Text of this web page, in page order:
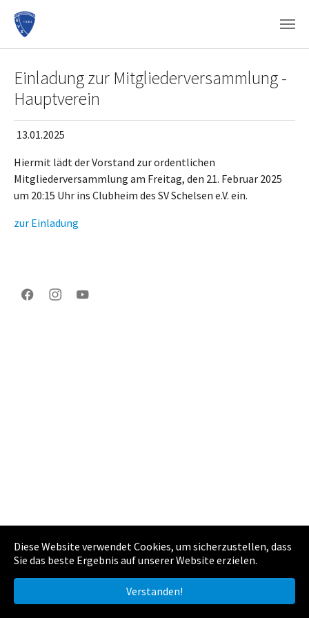
Diese Website verwendet Cookies, um sicherzustellen, dass
Sie das beste Ergebnis auf unserer Website erzielen.
Verstanden!
Einladung zur Mitgliederversammlung -
Hauptverein
13.01.2025
Hiermit lädt der Vorstand zur ordentlichen
Mitgliederversammlung am Freitag, den 21. Februar 2025
um 20:15 Uhr ins Clubheim des SV Schelsen e.V. ein.
zur Einladung